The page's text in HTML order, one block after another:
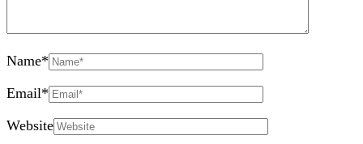
Name*
Email*
Website